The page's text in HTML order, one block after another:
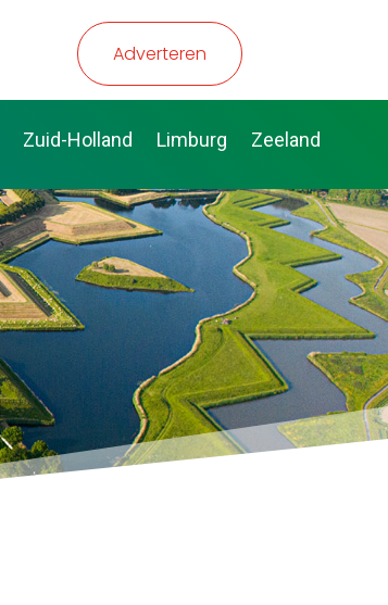
Adverteren
Zuid-Holland Limburg Zeeland